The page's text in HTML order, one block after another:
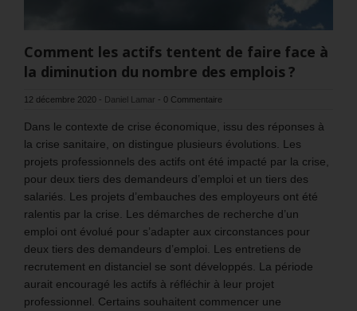
Comment les actifs tentent de faire face à
la diminution du nombre des emplois ?
12 décembre 2020 - Daniel Lamar - 0 Commentaire
Dans le contexte de crise économique, issu des réponses à
la crise sanitaire, on distingue plusieurs évolutions. Les
projets professionnels des actifs ont été impacté par la crise,
pour deux tiers des demandeurs d’emploi et un tiers des
salariés. Les projets d’embauches des employeurs ont été
ralentis par la crise. Les démarches de recherche d’un
emploi ont évolué pour s’adapter aux circonstances pour
deux tiers des demandeurs d’emploi. Les entretiens de
recrutement en distanciel se sont développés. La période
aurait encouragé les actifs à réfléchir à leur projet
professionnel. Certains souhaitent commencer une